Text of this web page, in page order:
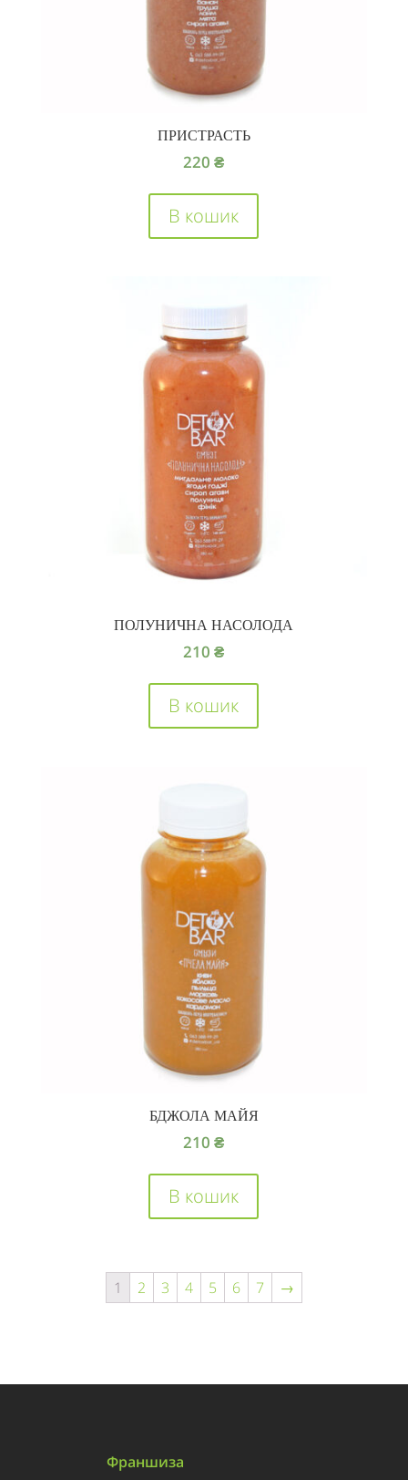
ПРИСТРАСТЬ
220₴
В кошик
ПОЛУНИЧНА НАСОЛОДА
210₴
В кошик
БДЖОЛА МАЙЯ
210₴
В кошик
1 2 3 4 5 6 7 →
Франшиза